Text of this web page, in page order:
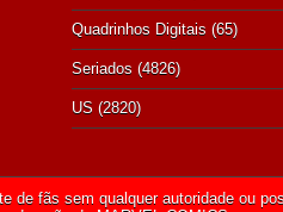
Quadrinhos Digitais (65)
Seriados (4826)
US (2820)
de fãs sem qualquer autoridade ou